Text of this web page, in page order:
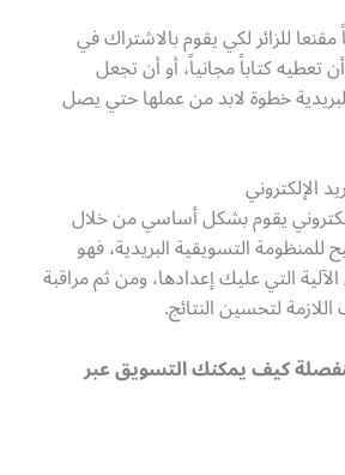
للزائر لكي يقوم بالاشتراك في
تعطيه كتاباً مجانياً، أو أن تجعل
خطوة لابد من عملها حتي يصل
الإلكتروني
يقوم بشكل أساسي من خلال
للمنظومة التسويقية البريدية، فهو
التي عليك إعدادها، ومن ثم مراقبة
لتحسين النتائج.
كيف يمكنك التسويق عبر